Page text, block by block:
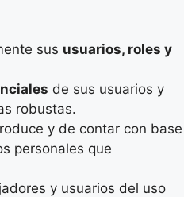
sus usuarios, roles y
de sus usuarios y
robustas.
y de contar con base
personales que
y usuarios del uso